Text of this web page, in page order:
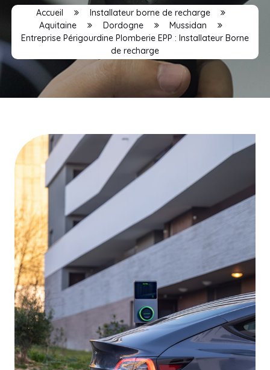
Accueil
Installateur borne de recharge
Aquitaine
Dordogne
Mussidan
Entreprise Périgourdine Plomberie EPP : Installateur Borne
de recharge